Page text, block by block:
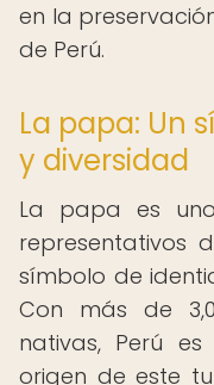
en la
de Perú.
La papa: Un
y diversidad
La papa es
representativos
símbolo de
Con más de
nativas, Perú
origen de este